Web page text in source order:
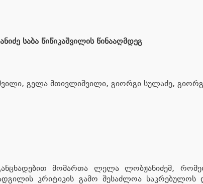
საბა წიწიკაშვილის წინააღმდეგ
გელა მთივლიშვილი, გიორგი სულაძე,
მომართა ლელა ლობჟანიძემ,
კრიტიკის გამო შესაძლოა